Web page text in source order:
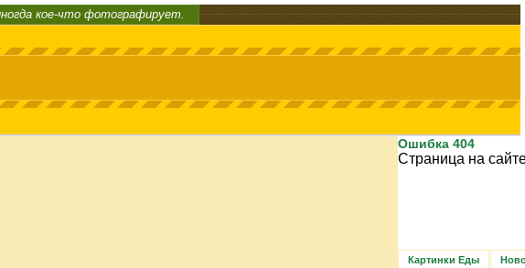
кое-что фотографирует.
Ошибка 404
Страница на
Картинки Еды